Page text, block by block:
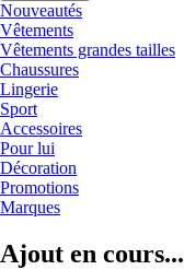
Nouveautés
Vêtements
Vêtements grandes tailles
Chaussures
Lingerie
Sport
Accessoires
Pour lui
Décoration
Promotions
Marques
Ajout en cours...